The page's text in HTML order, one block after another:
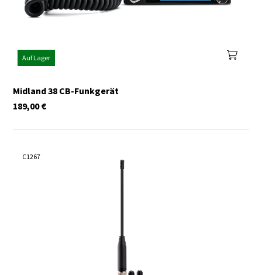
Auf Lager
Midland 38 CB-Funkgerät
€
189,00
C1267